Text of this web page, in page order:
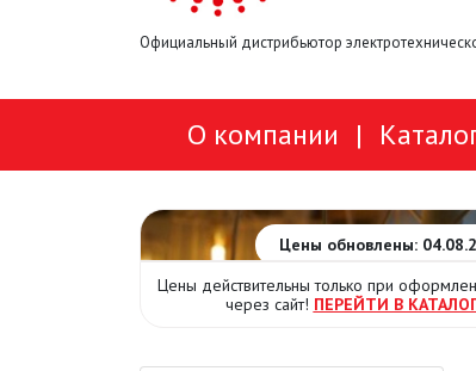
Официальный дистрибьютор
О компании |
Цены обновлены:
Цены действительны только при
через сайт! ПЕРЕЙТИ В